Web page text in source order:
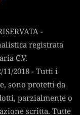
-
registrata
C.V.
11/2018 - Tutti i
sono protetti da
parzialmente o
scritta. Tutte